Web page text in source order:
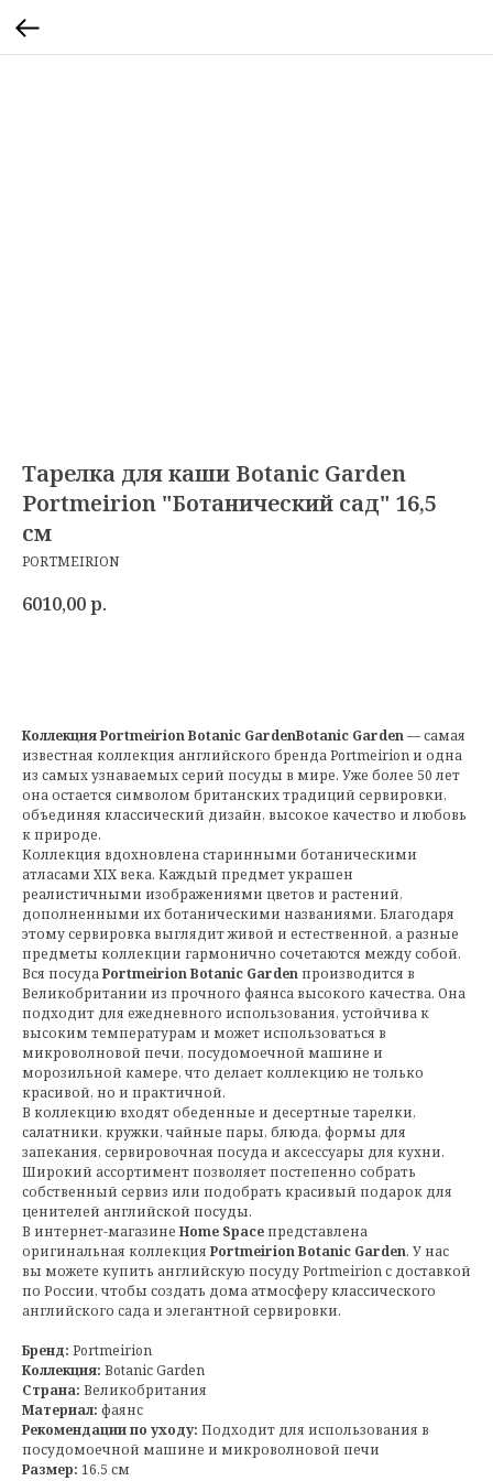
Тарелка для каши Botanic Garden
Portmeirion "Ботанический сад" 16,5
см
PORTMEIRION
6010,00р.
Коллекция Portmeirion Botanic GardenBotanic Garden— самая
известная коллекция английского бренда Portmeirion и одна
из самых узнаваемых серий посуды в мире. Уже более 50 лет
она остается символом британских традиций сервировки,
объединяя классический дизайн, высокое качество и любовь
к природе.
Коллекция вдохновлена старинными ботаническими
атласами XIX века. Каждый предмет украшен
реалистичными изображениями цветов и растений,
дополненными их ботаническими названиями. Благодаря
этому сервировка выглядит живой и естественной, а разные
предметы коллекции гармонично сочетаются между собой.
Вся посудаPortmeirion Botanic Garden производится в
Великобритании из прочного фаянса высокого качества. Она
подходит для ежедневного использования, устойчива к
высоким температурам и может использоваться в
микроволновой печи, посудомоечной машине и
морозильной камере, что делает коллекцию не только
красивой, но и практичной.
В коллекцию входят обеденные и десертные тарелки,
салатники, кружки, чайные пары, блюда, формы для
запекания, сервировочная посуда и аксессуары для кухни.
Широкий ассортимент позволяет постепенно собрать
собственный сервиз или подобрать красивый подарок для
ценителей английской посуды.
В интернет-магазине Home Space представлена
оригинальная коллекция Portmeirion Botanic Garden. У нас
вы можете купить английскую посуду Portmeirion с доставкой
по России, чтобы создать дома атмосферу классического
английского сада и элегантной сервировки.
Бренд: Portmeirion
Коллекция: Botanic Garden
Страна: Великобритания
Материал: фаянс
Рекомендации по уходу: Подходит для использования в
посудомоечной машине и микроволновой печи
Размер: 16,5 см